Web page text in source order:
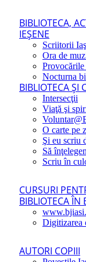
BIBLIOTECA,
IEŞENE
Scriitorii
Ora de
Nocturna
BIBLIOTECA ŞI
Intersecţii
Viaţă şi
O carte pe
Şi eu scriu
Să
Scriu în
CURSURI
BIBLIOTECA ÎN
Digitizarea
AUTORI COPIII